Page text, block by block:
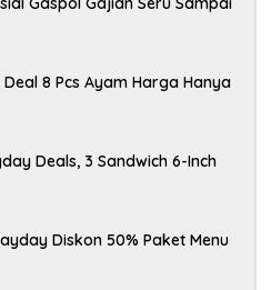
8 Pcs Ayam Harga Hanya
Deals, 3 Sandwich 6-Inch
Diskon 50% Paket Menu